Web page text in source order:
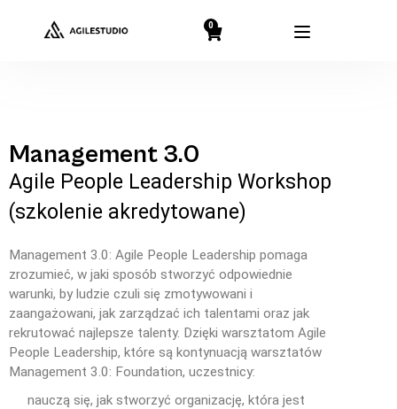
0
Management 3.0
Agile People Leadership Workshop
(szkolenie akredytowane)
Management 3.0: Agile People Leadership pomaga
zrozumieć, w jaki sposób stworzyć odpowiednie
warunki, by ludzie czuli się zmotywowani i
zaangażowani, jak zarządzać ich talentami oraz jak
rekrutować najlepsze talenty. Dzięki warsztatom Agile
People Leadership, które są kontynuacją warsztatów
Management 3.0: Foundation, uczestnicy:
nauczą się, jak stworzyć organizację, która jest